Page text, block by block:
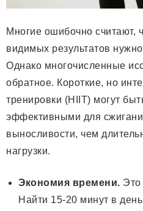
Многие ошибочно считают,
видимых результатов
Однако многочисленные
обратное. Короткие, но
тренировки (HIIT) могут
эффективными для
выносливости, чем
нагрузки.
Экономия времени. Это
Найти 15-20 минут в